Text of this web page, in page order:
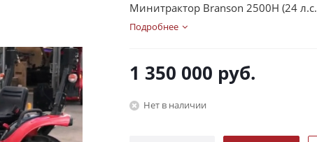
Минитрактор Branson 2500H (24
Подробнее
1 350 000 руб.
Нет в наличии